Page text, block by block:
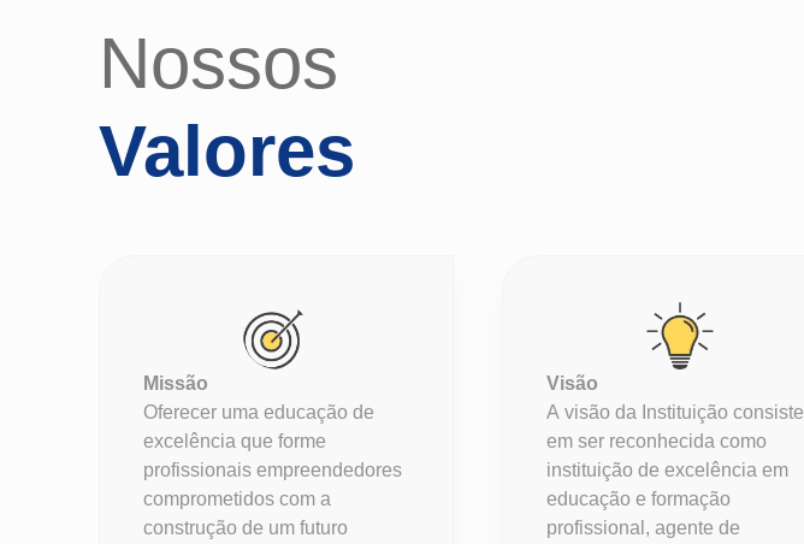
Nossos
Valores
Missão
Oferecer uma educação de
excelência que forme
profissionais empreendedores
comprometidos com a
construção de um futuro
Visão
A visão da Instituição consiste
em ser reconhecida como
instituição de excelência em
educação e formação
profissional, agente de